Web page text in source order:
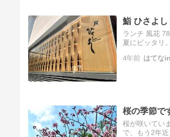
鮨 ひさよ
ランチ 風花
夏にピッタリ
4年前 はてな
桜の季節で
桜が咲いてい
で、もう2年